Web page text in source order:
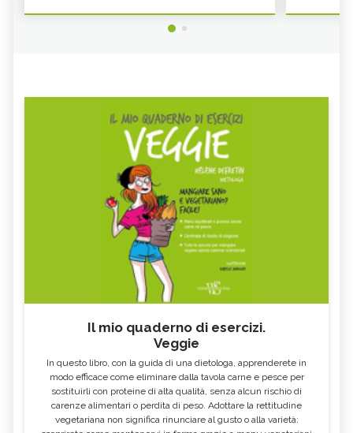
Il mio quaderno di esercizi.
Veggie
In questo libro, con la guida di una dietologa, apprenderete in
modo efficace come eliminare dalla tavola carne e pesce per
sostituirli con proteine di alta qualità, senza alcun rischio di
carenze alimentari o perdita di peso. Adottare la rettitudine
vegetariana non significa rinunciare al gusto o alla varietà: